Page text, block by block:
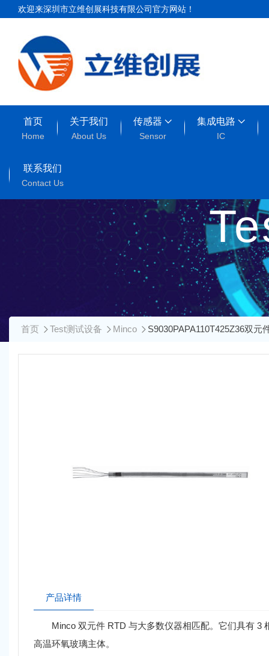
欢迎来深圳市立维创展科技有限公司官方网站！
首页
Home
关于我们
About Us
传感器
Sensor
集成电路
IC
联系我们
Contact Us
首页 Test测试设备 Minco S9030PAPA110T425Z36双元
产品详情
Minco 双元件 RTD 与大多数仪器相匹配。它们具有 3
高温环氧玻璃主体。